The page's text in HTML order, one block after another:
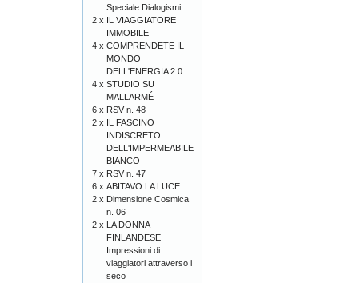
Speciale Dialogismi
2 x IL VIAGGIATORE
IMMOBILE
4 x COMPRENDETE IL
MONDO
DELL'ENERGIA 2.0
4 x STUDIO SU
MALLARMÉ
6 x RSV n. 48
2 x IL FASCINO
INDISCRETO
DELL'IMPERMEABILE
BIANCO
7 x RSV n. 47
6 x ABITAVO LA LUCE
2 x Dimensione Cosmica
n. 06
2 x LA DONNA
FINLANDESE
Impressioni di
viaggiatori attraverso i
seco